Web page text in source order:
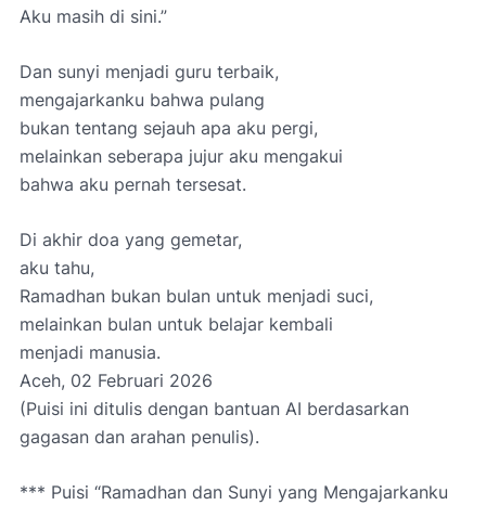
Aku masih di sini.”
Dan sunyi menjadi guru terbaik,
mengajarkanku bahwa pulang
bukan tentang sejauh apa aku pergi,
melainkan seberapa jujur aku mengakui
bahwa aku pernah tersesat.
Di akhir doa yang gemetar,
aku tahu,
Ramadhan bukan bulan untuk menjadi suci,
melainkan bulan untuk belajar kembali
menjadi manusia.
Aceh, 02 Februari 2026
(Puisi ini ditulis dengan bantuan AI berdasarkan
gagasan dan arahan penulis).
*** Puisi “Ramadhan dan Sunyi yang Mengajarkanku